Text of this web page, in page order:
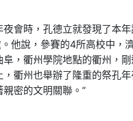
夜會時，孔德立就發現了本
。他說，參賽的4所高校中，
，衢州學院地點的衢州，剛
，衢州也舉辦了隆重的祭孔
密的文明關聯。”